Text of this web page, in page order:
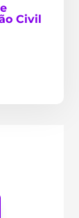
Civil